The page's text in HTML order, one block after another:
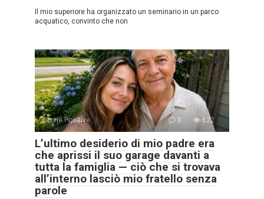
Il mio superiore ha organizzato un seminario in un parco
acquatico, convinto che non
Storie Positive 0 622
L’ultimo desiderio di mio padre era
che aprissi il suo garage davanti a
tutta la famiglia — ciò che si trovava
all’interno lasciò mio fratello senza
parole